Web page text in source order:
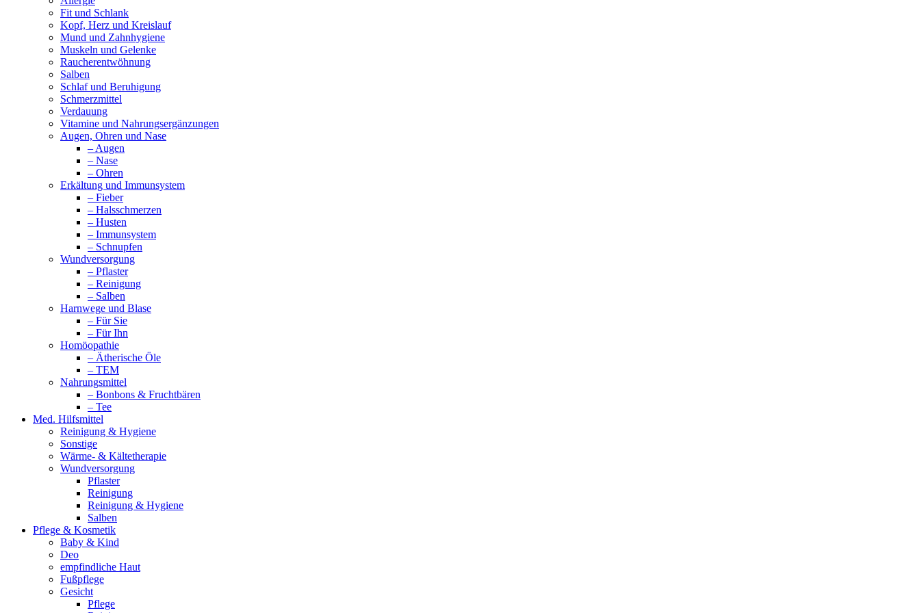
Fit und Schlank
Kopf, Herz und Kreislauf
Mund und Zahnhygiene
Muskeln und Gelenke
Raucherentwöhnung
Salben
Schlaf und Beruhigung
Schmerzmittel
Verdauung
Vitamine und Nahrungsergänzungen
Augen, Ohren und Nase
– Augen
– Nase
– Ohren
Erkältung und Immunsystem
– Fieber
– Halsschmerzen
– Husten
– Immunsystem
– Schnupfen
Wundversorgung
– Pflaster
– Reinigung
– Salben
Harnwege und Blase
– Für Sie
– Für Ihn
Homöopathie
– Ätherische Öle
– TEM
Nahrungsmittel
– Bonbons & Fruchtbären
– Tee
Med. Hilfsmittel
Reinigung & Hygiene
Sonstige
Wärme- & Kältetherapie
Wundversorgung
Pflaster
Reinigung
Reinigung & Hygiene
Salben
Pflege & Kosmetik
Baby & Kind
Deo
empfindliche Haut
Fußpflege
Gesicht
Pflege